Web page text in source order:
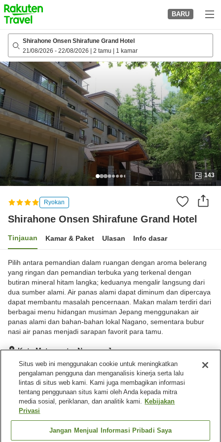
to
top
page
BARU
Shirahone Onsen Shirafune Grand Hotel
21/08/2026 - 22/08/2026 2 tamu 1 kamar
143
Ryokan
Shirahone Onsen Shirafune Grand Hotel
Tinjauan Kamar & Paket Ulasan Info dasar
Pilih antara pemandian dalam ruangan dengan aroma belerang
yang ringan dan pemandian terbuka yang terkenal dengan
butiran mineral hitam langka; keduanya mengalir langsung dari
dua sumber alami. Air panas alami dapat diminum dan dipercaya
dapat membantu masalah pencernaan. Makan malam terdiri dari
berbagai menu hidangan musiman Jepang menggunakan air
panas alami dan bahan-bahan lokal Nagano, sementara bubur
nasi air panas menjadi sarapan favorit para tamu.
Kota Matsumoto, Nagano, Jepang
Lihat di peta
Hebat Ulasan:195
Fasilitas properti
Tempat parkir
Sauna
Spa / Salon kecantikan
Restoran
Situs web ini menggunakan cookie untuk meningkatkan
pengalaman pengguna dan menganalisis kinerja serta lalu
lintas di situs web kami. Kami juga membagikan informasi
tentang penggunaan situs kami oleh Anda kepada mitra
media sosial, periklanan, dan analitik kami. Kebijakan
Privasi
Jangan Menjual Informasi Pribadi Saya